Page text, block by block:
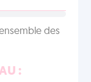
des
: